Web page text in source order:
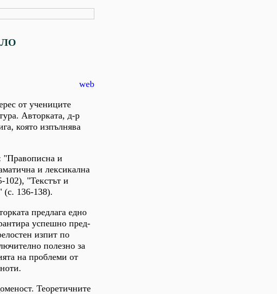
web
от учениците
Авторката, д-р
която изпълнява
"Правописна и
и лексикална
102), "Текстът и
(с. 136-138).
предлага едно
успешно пред-
изпит по
полезно за
на проблеми от
Теоретичните